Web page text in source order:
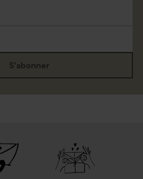
S'abonner